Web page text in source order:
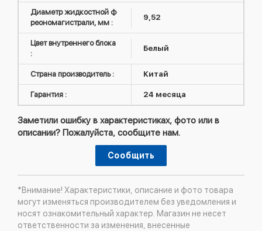
Диаметр жидкостной ф
реономагистрали, мм :
9,52
Цвет внутреннего блока
:
Белый
Страна производитель : Китай
Гарантия : 24 месяца
Заметили ошибку в характеристиках, фото или в
описании? Пожалуйста, сообщите нам.
Сообщить
*Внимание! Характеристики, описание и фото товара
могут изменяться производителем без уведомления и
носят ознакомительный характер. Магазин не несет
ответственности за изменения, внесенные